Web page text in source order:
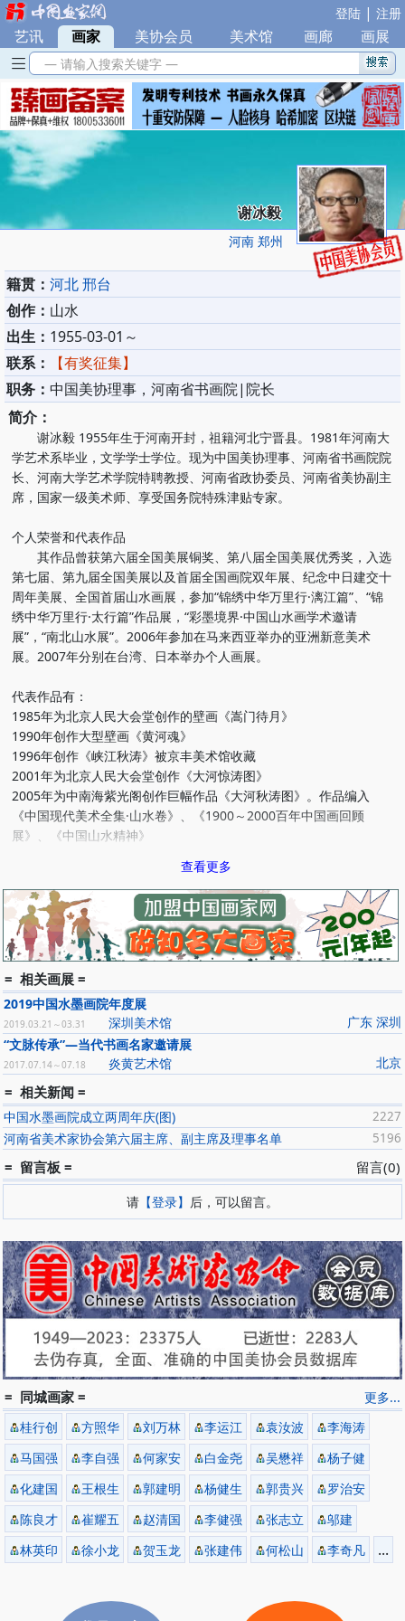
登陆 | 注册
艺讯 | 画家 美协会员 美术馆 画廊 画展
— 请输入搜索关键字 —
谢冰毅
河南 郑州
籍贯： 河北 邢台
创作： 山水
出生： 1955-03-01～
联系：
【有奖征集】
职务： 中国美协理事，河南省书画院|院长
简介：
谢冰毅 1955年生于河南开封，祖籍河北宁晋县。1981年河南大
学艺术系毕业，文学学士学位。现为中国美协理事、河南省书画院院
长、河南大学艺术学院特聘教授、河南省政协委员、河南省美协副主
席，国家一级美术师、享受国务院特殊津贴专家。
个人荣誉和代表作品
其作品曾获第六届全国美展铜奖、第八届全国美展优秀奖，入选
第七届、第九届全国美展以及首届全国画院双年展、纪念中日建交十
周年美展、全国首届山水画展，参加“锦绣中华万里行·漓江篇”、“锦
绣中华万里行·太行篇”作品展，“彩墨境界·中国山水画学术邀请
展”，“南北山水展”。2006年参加在马来西亚举办的亚洲新意美术
展。2007年分别在台湾、日本举办个人画展。
代表作品有：
1985年为北京人民大会堂创作的壁画《嵩门待月》
1990年创作大型壁画《黄河魂》
1996年创作《峡江秋涛》被京丰美术馆收藏
2001年为北京人民大会堂创作《大河惊涛图》
2005年为中南海紫光阁创作巨幅作品《大河秋涛图》。作品编入
《中国现代美术全集·山水卷》、《1900～2000百年中国画回顾
展》、《中国山水精神》
《黄河之秋》获第六届全国美术作品展览铜质奖。
《山 ．月》入选第七届全国美术作品展览。
《豫西秋日》获第八届全国美术作品展览优秀奖。
《大河秋涛》入选第九届全国美术作品展览。
《首届全国画院双年展》（安徽省美术馆）
《纪念中日建交十周年美术优秀作品展》（东京国立美术馆）
《全国首届山水画展》（安徽省美术馆）
1985年为北京人民大会堂作壁画《嵩门待月》
1990年创作大型壁画《黄河魂》（2．37米×60米）
2001年为北京人民大会堂创作《大河惊涛图》
2000年《锦绣中华万里行．桂林篇》在中国美术馆展出。
2001年《锦绣中华万里行．太行篇》在中国美术馆展出。
入选《中国现代美术全集．山水卷》
入选《1900—2000百年中国画回顾展》
2003年入选"彩墨境界"，在中国美术馆展出
2004年获"黄宾虹学术奖"，作品选人《中国山水精神》画册。
查看更多
= 相关画展 =
2019中国水墨画院年度展
广东 深圳
2019.03.21～03.31
深圳美术馆
“文脉传承”—当代书画名家邀请展
北京
2017.07.14～07.18 炎黄艺术馆
= 相关新闻 =
2227
中国水墨画院成立两周年庆(图)
5196
河南省美术家协会第六届主席、副主席及理事名单
留言(0)
= 留言板 =
请 【登录】 后，可以留言。
更多...
= 同城画家 =
桂行创 方照华 刘万林 李运江 袁汝波
李海涛
马国强
李自强 何家安 白金尧 吴懋祥
杨子健
化建国
王根生 郭建明 杨健生 郭贵兴
罗治安
陈良才
崔耀五 赵清国 李健强 张志立
邬建
林英印
徐小龙 贺玉龙 张建伟 何松山 李奇凡 ...